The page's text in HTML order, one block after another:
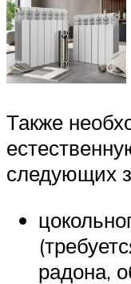
Также
следующих
радона,